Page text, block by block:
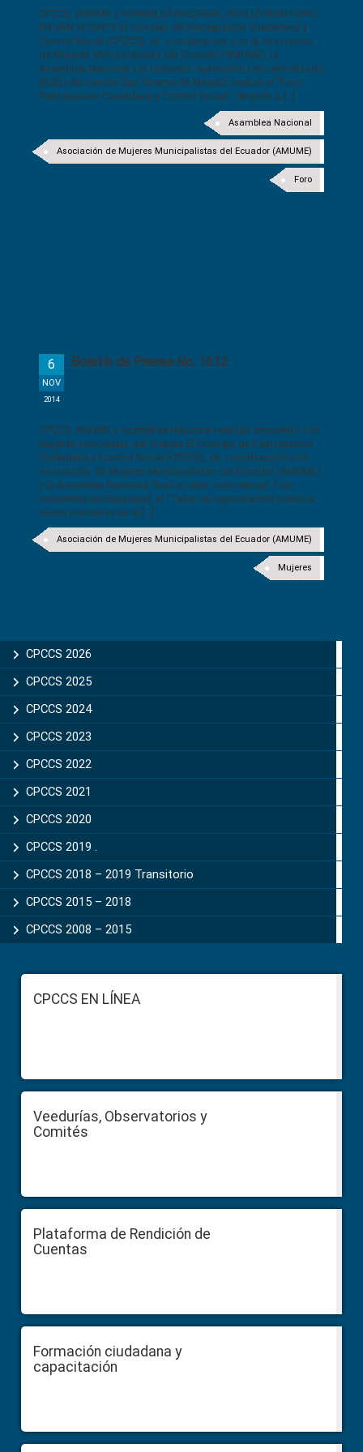
CPCCS, AMUME y ASAMBLEA NACIONAL REALIZARON FORO
EN SAN VICENTE El Consejo de Participación Ciudadana y
Control Social (CPCCS), en coordinación con la Asociación
de Mujeres Municipalistas del Ecuador (AMUME), la
Asamblea Nacional y el Gobierno Autónomo Descentralizado
(GAD) del cantón San Vicente de Manabí, realizó el “Foro
Participación Ciudadana y Control Social”, dirigido a [...]
Asamblea Nacional
Asociación de Mujeres Municipalistas del Ecuador (AMUME)
Foro
Boletín de Prensa No. 1612
6
NOV
2014
CPCCS, AMUME y Asamblea Nacional realizan encuentro con
mujeres concejalas del Guayas El Consejo de Participación
Ciudadana y Control Social (CPCCS), en coordinación con
Asociación de Mujeres Municipalistas del Ecuador (AMUME)
y la Asamblea Nacional, llevó a cabo, este viernes 7 de
noviembre en Guayaquil, el “Taller de capacitación sobre la
nueva normativa en el [...]
Asociación de Mujeres Municipalistas del Ecuador (AMUME)
Mujeres
CPCCS 2026
CPCCS 2025
CPCCS 2024
CPCCS 2023
CPCCS 2022
CPCCS 2021
CPCCS 2020
CPCCS 2019 .
CPCCS 2018 – 2019 Transitorio
CPCCS 2015 – 2018
CPCCS 2008 – 2015
FooterCPCCS EN LÍNEA
Veedurías, Observatorios y
Comités
Plataforma de Rendición de
Cuentas
Formación ciudadana y
capacitación